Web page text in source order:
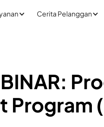
Cerita Pelanggan
Program